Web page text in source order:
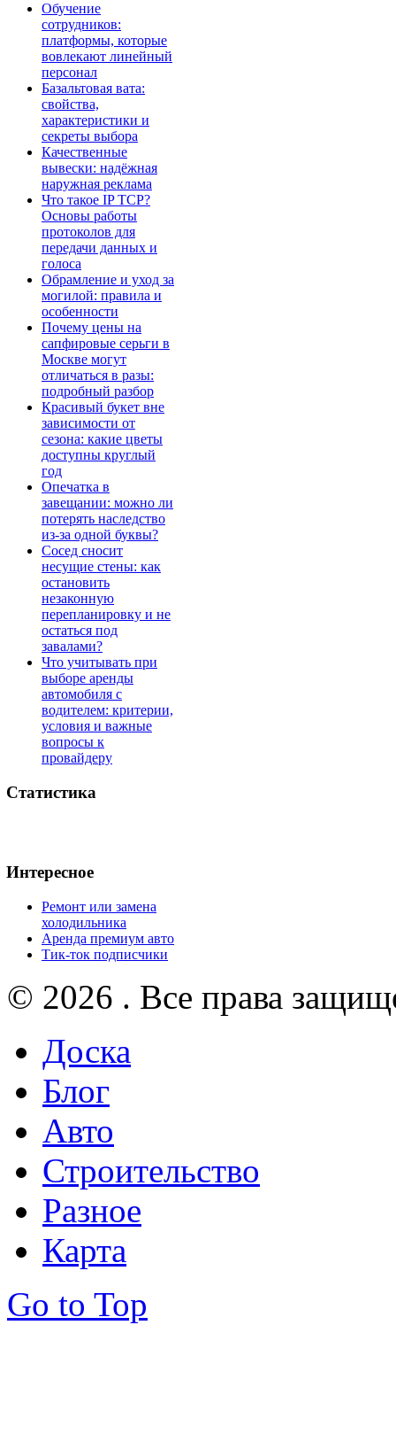
Обучение
сотрудников:
платформы, которые
вовлекают линейный
персонал
Базальтовая вата:
свойства,
характеристики и
секреты выбора
Качественные
вывески: надёжная
наружная реклама
Что такое IP TCP?
Основы работы
протоколов для
передачи данных и
голоса
Обрамление и уход за
могилой: правила и
особенности
Почему цены на
сапфировые серьги в
Москве могут
отличаться в разы:
подробный разбор
Красивый букет вне
зависимости от
сезона: какие цветы
доступны круглый
год
Опечатка в
завещании: можно ли
потерять наследство
из-за одной буквы?
Сосед сносит
несущие стены: как
остановить
незаконную
перепланировку и не
остаться под
завалами?
Что учитывать при
выборе аренды
автомобиля с
водителем: критерии,
условия и важные
вопросы к
провайдеру
Статистика
Интересное
Ремонт или замена
холодильника
Аренда премиум авто
Тик-ток подписчики
© 2026 . Все права
Доска
Блог
Авто
Строительство
Разное
Карта
Go to Top